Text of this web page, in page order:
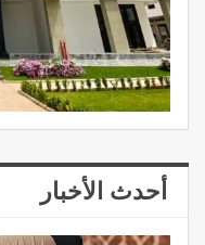
أحدث الأخبار